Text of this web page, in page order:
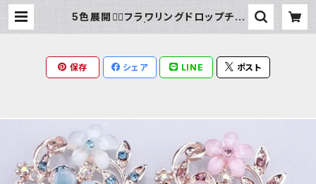
5色展開❁⃘フラワリングドロップチェ
保存 シェア LINE ポスト